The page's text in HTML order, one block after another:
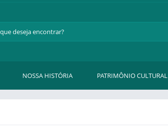
NOSSA HISTÓRIA PATRIMÔNIO CULTURAL